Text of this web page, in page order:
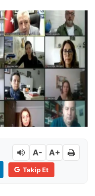
A- A+
Takip Et